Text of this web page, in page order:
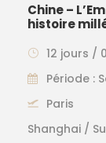
Chine –
histoire
12 jours /
Période :
Paris
Shanghai /